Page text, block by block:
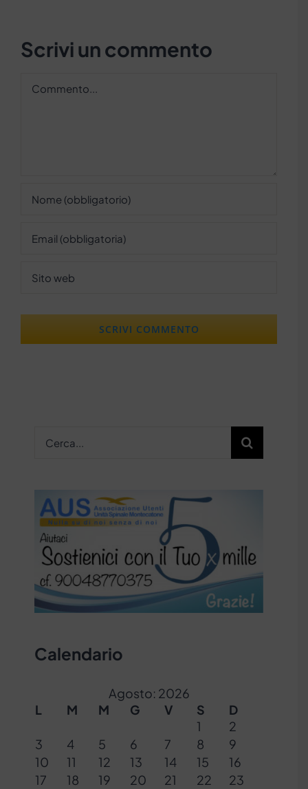
Scrivi un commento
per:
Calendario
Agosto: 2026
L
M M G V S
D
1
2
3
4 5 6 7 8
9
10
11 12 13 14 15
16
17
18 19 20 21 22
23